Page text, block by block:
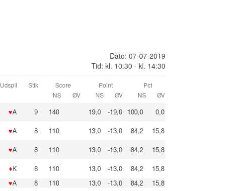
Dato: 07-07-2019
Tid: kl. 10:30 - kl. 14:30
Udspil Stik
Score
NS
ØV
Point
NS
ØV
Pct
NS
ØV
♥A 9 140 19,0 -19,0 100,0
0,0
♥A 8 110 13,0 -13,0 84,2
15,8
♥A 8 110 13,0 -13,0 84,2
15,8
♦K 8 110 13,0 -13,0 84,2
15,8
♥A 8 110 13,0 -13,0 84,2
15,8